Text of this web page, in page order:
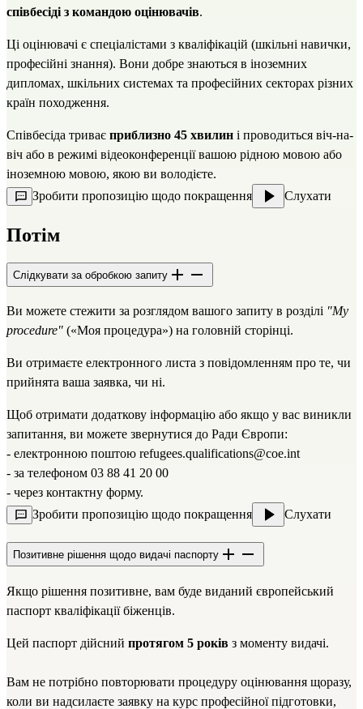
співбесіді з командою оцінювачів.
Ці оцінювачі є спеціалістами з кваліфікацій (шкільні навички,
професійні знання). Вони добре знаються в іноземних
дипломах, шкільних системах та професійних секторах різних
країн походження.
Співбесіда триває приблизно 45 хвилин і проводиться віч-на-
віч або в режимі відеоконференції вашою рідною мовою або
іноземною мовою, якою ви володієте.
Зробити пропозицію щодо покращення
Слухати
Потім
Слідкувати за обробкою запиту
Ви можете стежити за розглядом вашого запиту в розділі "My
procedure" («Моя процедура») на головній сторінці.
Ви отримаєте електронного листа з повідомленням про те, чи
прийнята ваша заявка, чи ні.
Щоб отримати додаткову інформацію або якщо у вас виникли
запитання, ви можете звернутися до Ради Європи:
- електронною поштою refugees.qualifications@coe.int
- за телефоном 03 88 41 20 00
- через контактну форму.
Зробити пропозицію щодо покращення
Слухати
Позитивне рішення щодо видачі паспорту
Якщо рішення позитивне, вам буде виданий європейський
паспорт кваліфікації біженців.
Цей паспорт дійсний протягом 5 років з моменту видачі.
Вам не потрібно повторювати процедуру оцінювання щоразу,
коли ви надсилаєте заявку на курс професійної підготовки,